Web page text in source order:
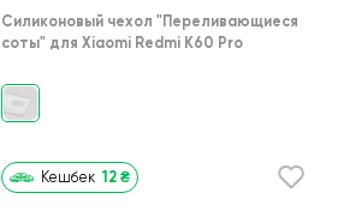
Силиконовый чехол "Переливающиеся
соты" для Xiaomi Redmi K60 Pro
Кешбек 12 ₴